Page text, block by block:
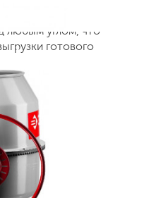
любым углом, что
готового
, вместительным
угла наклона
венцом в
помощником в
и на